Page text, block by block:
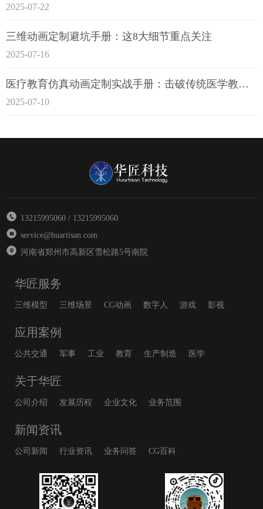
2025-07-22
三维动画定制避坑手册：这8大细节重点关注
2025-07-16
医疗教育仿真动画定制实战手册：击破传统医学教育7大痛点
2025-07-10
13215995060 / 13215995060
service@huartisan.com
河南省郑州市高新区雪松路5号南院
华匠服务
三维模型 三维场景 CG动画 数字人 游戏 影视
应用案例
公共交通 军事 工业 教育 生产制造 医学
关于华匠
公司介绍 发展历程 企业文化 业务范围
新闻资讯
公司新闻 行业资讯 业务问答 CG百科